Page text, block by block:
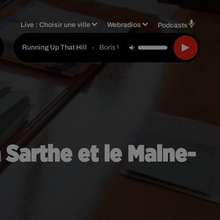
Live :Choisir une ville Webradios Podcasts
Running Up That Hill - Boris Way
et le Maine-